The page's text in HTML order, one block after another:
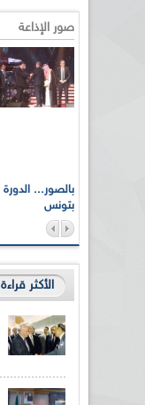
صور الإذاعة
بتونس
الأكثر قراءة